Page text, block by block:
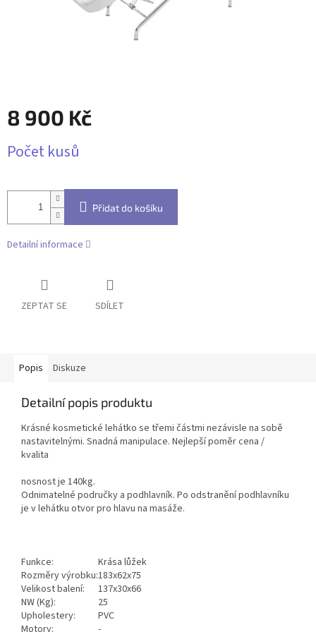
8 900 Kč
cena:
Počet kusů
Přidat do košíku
Detailní informace
ZEPTAT SE SDÍLET
Popis Diskuze
Detailní popis produktu
Krásné kosmetické lehátko se třemi částmi nezávisle na sobě
nastavitelnými. Snadná manipulace. Nejlepší poměr cena /
kvalita
nosnost je 140kg.
Odnimatelné područky a podhlavník. Po odstranění podhlavníku
je v lehátku otvor pro hlavu na masáže.
Funkce:
Krása lůžek
Rozměry výrobku:183x62x75
Velikost balení:
137x30x66
NW (Kg):
25
Upholestery:
PVC